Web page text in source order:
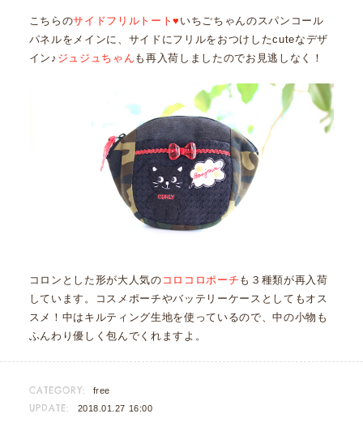
こちらのサイドフリルトート♥ いちごちゃんのスパンコール
パネルをメインに、サイドにフリルをおつけしたcuteなデザ
イン♪ ジュジュちゃん も再入荷しましたのでお見逃しなく！
コロンとした形が大人気の コロコロポーチ も３種類が再入荷
しています。コスメポーチやバッテリーケースとしてもオス
スメ！中はキルティング生地を使っているので、中の小物も
ふんわり優しく包んでくれますよ。
CATEGORY: free
UPDATE: 2018.01.27 16:00